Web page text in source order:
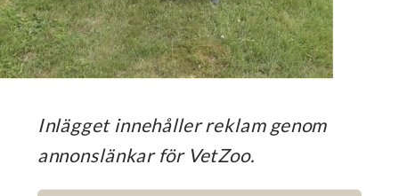
Inlägget innehåller reklam genom
annonslänkar för VetZoo.